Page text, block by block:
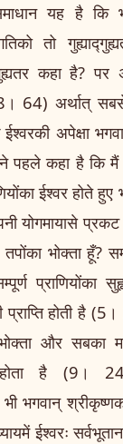
यह है कि
तो
कहा है? पर
64) अर्थात्
अपेक्षा
पहले कहा है कि मैं
ईश्वर होते
योगमायासे
भोक्ता हूँ?
प्राणियोंका
प्राप्ति होती है
भोक्ता और सबका
है (9।
भगवान्
ईश्वरः